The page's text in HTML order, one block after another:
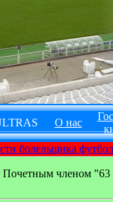
О нас
болельщика
Почетным членом